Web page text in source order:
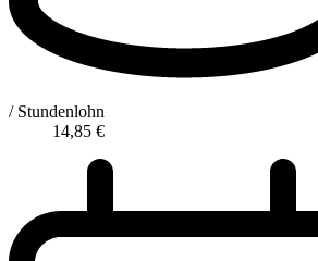
/ Stundenlohn
14,85 €